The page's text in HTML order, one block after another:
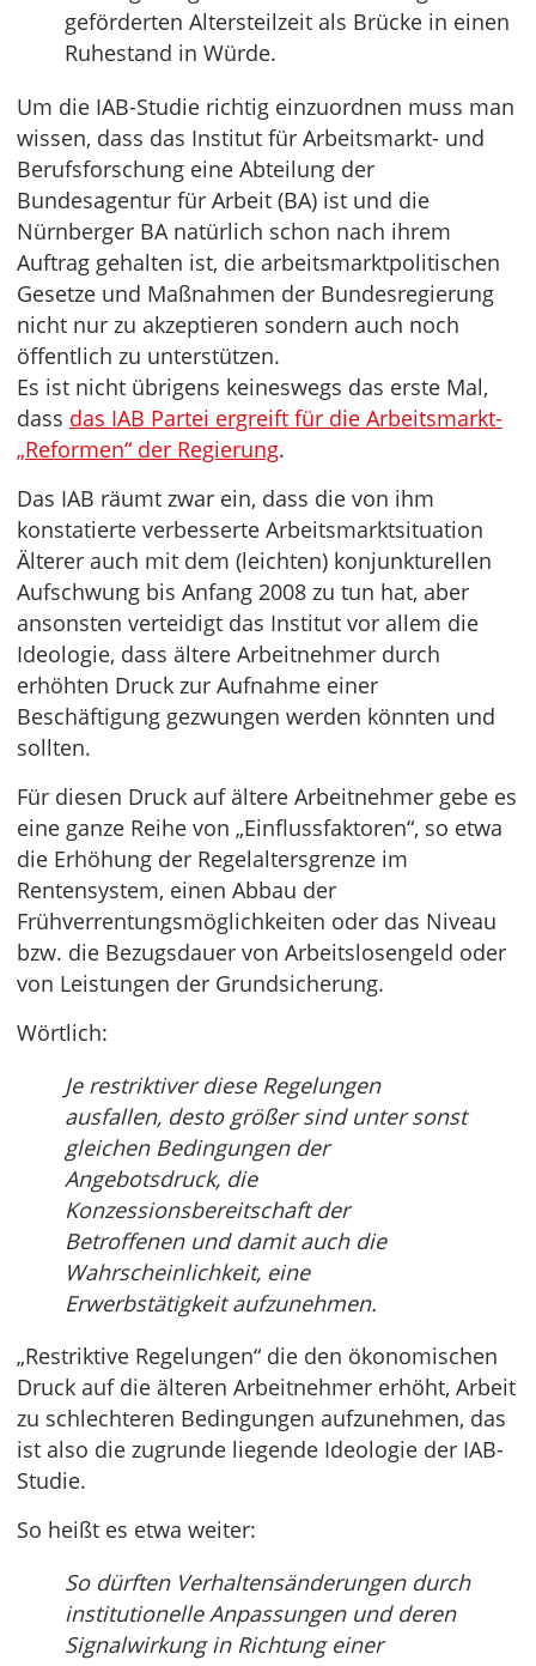
geförderten Altersteilzeit als Brücke in einen
Ruhestand in Würde.
Um die IAB-Studie richtig einzuordnen muss man
wissen, dass das Institut für Arbeitsmarkt- und
Berufsforschung eine Abteilung der
Bundesagentur für Arbeit (BA) ist und die
Nürnberger BA natürlich schon nach ihrem
Auftrag gehalten ist, die arbeitsmarktpolitischen
Gesetze und Maßnahmen der Bundesregierung
nicht nur zu akzeptieren sondern auch noch
öffentlich zu unterstützen.
Es ist nicht übrigens keineswegs das erste Mal,
dass das IAB Partei ergreift für die Arbeitsmarkt-
„Reformen“ der Regierung.
Das IAB räumt zwar ein, dass die von ihm
konstatierte verbesserte Arbeitsmarktsituation
Älterer auch mit dem (leichten) konjunkturellen
Aufschwung bis Anfang 2008 zu tun hat, aber
ansonsten verteidigt das Institut vor allem die
Ideologie, dass ältere Arbeitnehmer durch
erhöhten Druck zur Aufnahme einer
Beschäftigung gezwungen werden könnten und
sollten.
Für diesen Druck auf ältere Arbeitnehmer gebe es
eine ganze Reihe von „Einflussfaktoren“, so etwa
die Erhöhung der Regelaltersgrenze im
Rentensystem, einen Abbau der
Frühverrentungsmöglichkeiten oder das Niveau
bzw. die Bezugsdauer von Arbeitslosengeld oder
von Leistungen der Grundsicherung.
Wörtlich:
Je restriktiver diese Regelungen
ausfallen, desto größer sind unter sonst
gleichen Bedingungen der
Angebotsdruck, die
Konzessionsbereitschaft der
Betroffenen und damit auch die
Wahrscheinlichkeit, eine
Erwerbstätigkeit aufzunehmen.
„Restriktive Regelungen“ die den ökonomischen
Druck auf die älteren Arbeitnehmer erhöht, Arbeit
zu schlechteren Bedingungen aufzunehmen, das
ist also die zugrunde liegende Ideologie der IAB-
Studie.
So heißt es etwa weiter:
So dürften Verhaltensänderungen durch
institutionelle Anpassungen und deren
Signalwirkung in Richtung einer